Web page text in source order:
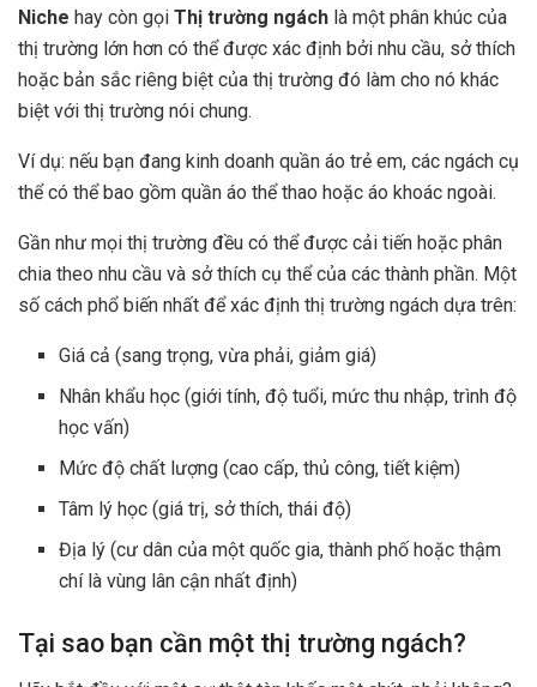
Niche hay còn gọi Thị trường ngách là một phân khúc của
thị trường lớn hơn có thể được xác định bởi nhu cầu, sở thích
hoặc bản sắc riêng biệt của thị trường đó làm cho nó khác
biệt với thị trường nói chung.
Ví dụ: nếu bạn đang kinh doanh quần áo trẻ em, các ngách cụ
thể có thể bao gồm quần áo thể thao hoặc áo khoác ngoài.
Gần như mọi thị trường đều có thể được cải tiến hoặc phân
chia theo nhu cầu và sở thích cụ thể của các thành phần. Một
số cách phổ biến nhất để xác định thị trường ngách dựa trên:
Giá cả (sang trọng, vừa phải, giảm giá)
Nhân khẩu học (giới tính, độ tuổi, mức thu nhập, trình độ
học vấn)
Mức độ chất lượng (cao cấp, thủ công, tiết kiệm)
Tâm lý học (giá trị, sở thích, thái độ)
Địa lý (cư dân của một quốc gia, thành phố hoặc thậm
chí là vùng lân cận nhất định)
Tại sao bạn cần một thị trường ngách?